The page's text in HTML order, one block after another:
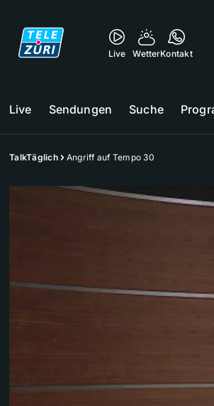
Live WetterKontakt
Live Sendungen Suche
TalkTäglich Angriff auf Tempo 30